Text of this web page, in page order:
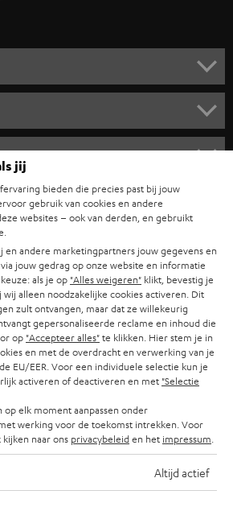
jij
bieden die precies past bij jouw
gebruik van cookies en andere
websites – ook van derden, en gebruikt
andere marketingpartners jouw gegevens en
jouw gedrag op onze website en informatie
als je op "Alles weigeren" klikt, bevestig je
wij alleen noodzakelijke cookies activeren. Dit
zult ontvangen, maar dat ze willekeurig
gepersonaliseerde reclame en inhoud die
op "Accepteer alles"te klikken. Hier stem je in
en met de overdracht en verwerking van je
EU/EER. Voor een individuele selectie kun je
activeren of deactiveren en met "Selectie
elk moment aanpassen onder
werking voor de toekomst intrekken. Voor
naar ons privacybeleiden het impressum
Altijd actief